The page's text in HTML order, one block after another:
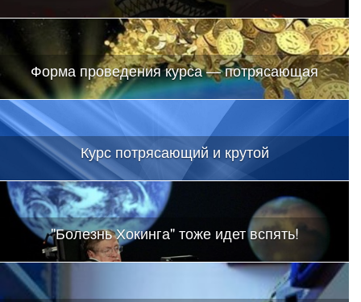
Форма проведения курса — потрясающая
Курс потрясающий и крутой
"Болезнь Хокинга" тоже идет вспять!